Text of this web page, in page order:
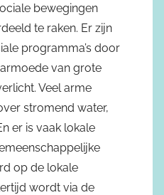
bewegingen
te raken. Er zijn
programma’s door
van grote
Veel arme
stromend water,
er is vaak lokale
op de lokale
wordt via de